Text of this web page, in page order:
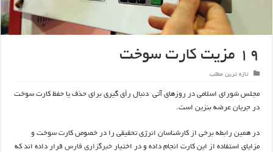
19 مزیت کارت سوخت
تازه ترین مطلب
مجلس شورای اسلامی در روزهای آتی دنبال رأی گیری برای حذف یا حفظ کارت سوخت
در جریان عرضه بنزین است.
در همین رابطه برخی از کارشناسان انرژی تحقیقی را در خصوص کارت سوخت و
مزایای استفاده از این کارت انجام داده و در اختیارخبرگزاری فارس قرار داده اند که